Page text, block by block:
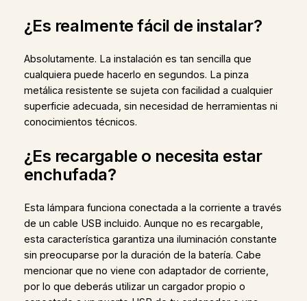
¿Es realmente fácil de instalar?
Absolutamente. La instalación es tan sencilla que
cualquiera puede hacerlo en segundos. La pinza
metálica resistente se sujeta con facilidad a cualquier
superficie adecuada, sin necesidad de herramientas ni
conocimientos técnicos.
¿Es recargable o necesita estar
enchufada?
Esta lámpara funciona conectada a la corriente a través
de un cable USB incluido. Aunque no es recargable,
esta característica garantiza una iluminación constante
sin preocuparse por la duración de la batería. Cabe
mencionar que no viene con adaptador de corriente,
por lo que deberás utilizar un cargador propio o